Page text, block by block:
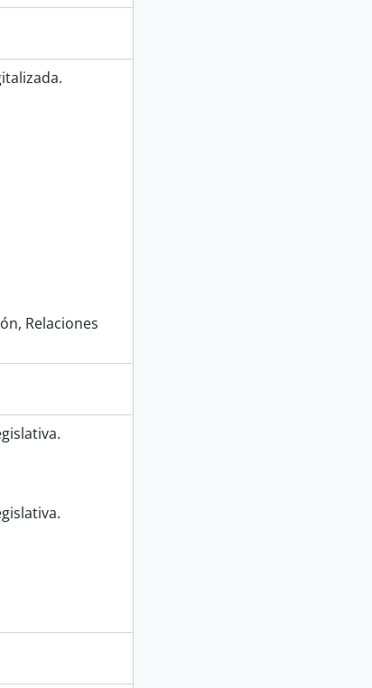
Relaciones